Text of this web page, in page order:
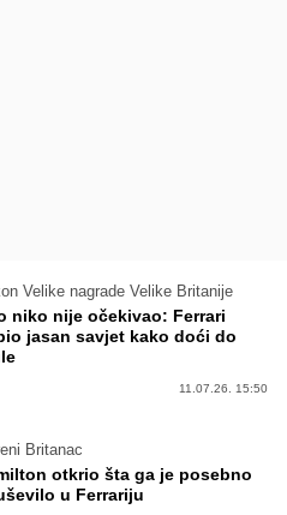
Velike nagrade Velike Britanije
niko nije očekivao: Ferrari
jasan savjet kako doći do
11.07.26. 15:50
Britanac
otkrio šta ga je posebno
u Ferrariju